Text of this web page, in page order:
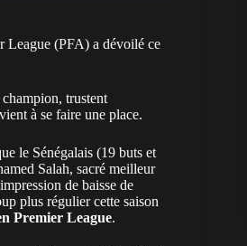
League (PFA) a dévoilé ce
trustent
à se faire une place.
le Sénégalais (19 buts et
Salah, sacré meilleur
de baisse de
plus régulier cette saison
Premier League.